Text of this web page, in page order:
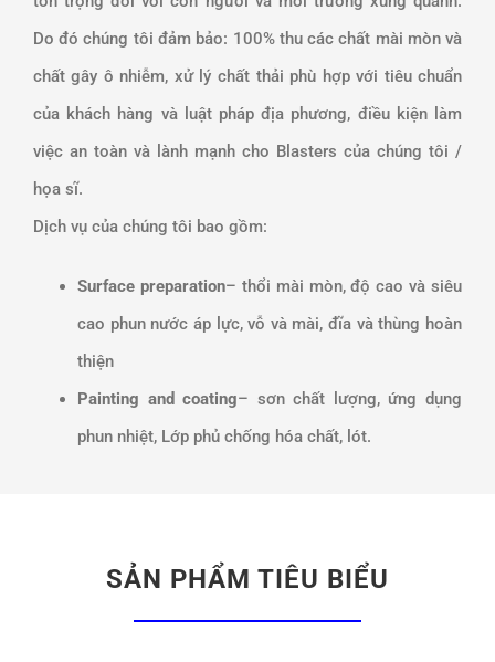
Do đó chúng tôi đảm bảo: 100% thu các chất mài mòn và
chất gây ô nhiễm, xử lý chất thải phù hợp với tiêu chuẩn
của khách hàng và luật pháp địa phương, điều kiện làm
việc an toàn và lành mạnh cho Blasters của chúng tôi /
họa sĩ.
Dịch vụ của chúng tôi bao gồm:
Surface preparation– thổi mài mòn, độ cao và siêu
cao phun nước áp lực, vỗ và mài, đĩa và thùng hoàn
thiện
Painting and coating– sơn chất lượng, ứng dụng
phun nhiệt, Lớp phủ chống hóa chất, lót.
SẢN PHẨM TIÊU BIỂU